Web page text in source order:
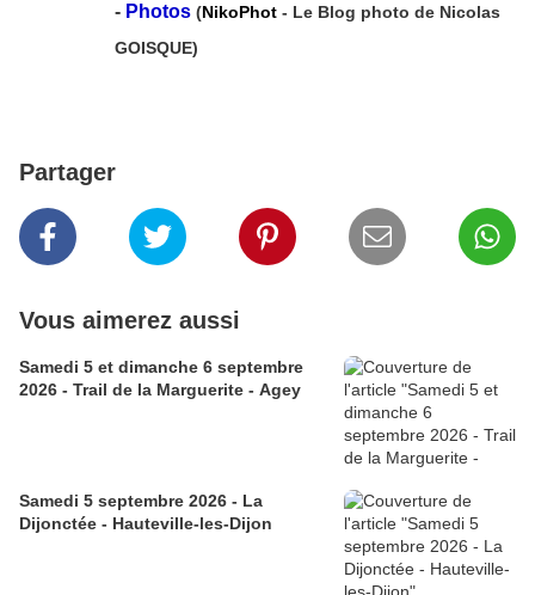
- Photos (NikoPhot - Le Blog photo de Nicolas
GOISQUE)
Partager
Vous aimerez aussi
Samedi 5 et dimanche 6 septembre
2026 - Trail de la Marguerite - Agey
Samedi 5 septembre 2026 - La
Dijonctée - Hauteville-les-Dijon